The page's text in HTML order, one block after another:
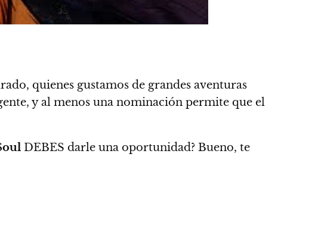
quienes gustamos de grandes aventuras
y al menos una nominación permite que el
DEBES darle una oportunidad? Bueno, te